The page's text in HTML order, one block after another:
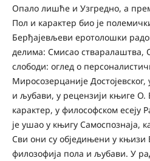
Опало лишће и Узгредно, а
Пол и карактер био је
Берђајевљеви еротолошки
делима: Смисао стваралаштва,
слободи: оглед о
Миросозерцаније
и љубави, у рецензији књиге О.
карактер, у философском есеју
је ушао у књигу Самоспознаја,
Сви они су обједињени у књизи
филозофија пола и љубави. У